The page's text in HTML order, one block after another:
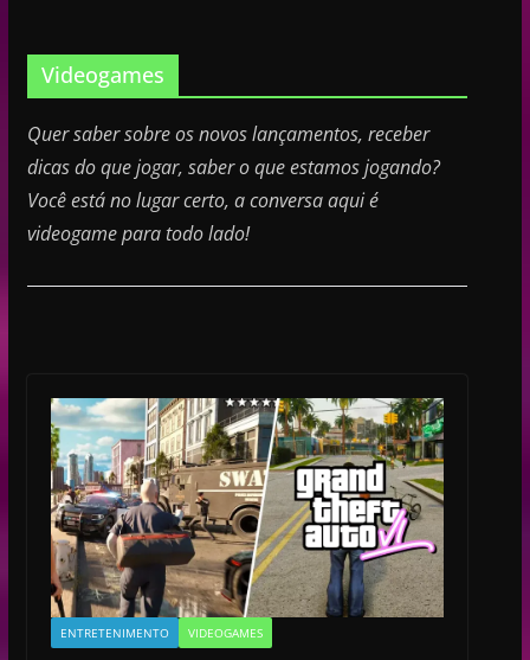
Videogames
Quer saber sobre os novos lançamentos, receber
dicas do que jogar, saber o que estamos jogando?
Você está no lugar certo, a conversa aqui é
videogame para todo lado!
ENTRETENIMENTO VIDEOGAMES